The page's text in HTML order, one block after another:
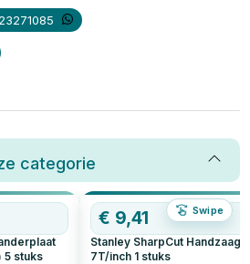
categorie
Swipe
5 stuks
€ 9,41
Stanley SharpCut Handzaag
7T/inch 1 stuks